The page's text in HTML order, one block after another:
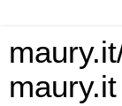
maury.it